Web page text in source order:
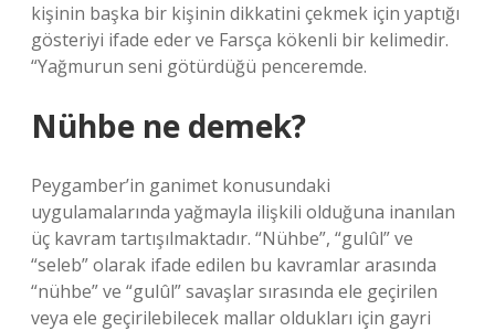
kişinin başka bir kişinin dikkatini çekmek için yaptığı
gösteriyi ifade eder ve Farsça kökenli bir kelimedir.
“Yağmurun seni götürdüğü penceremde.
Nühbe ne demek?
Peygamber’in ganimet konusundaki
uygulamalarında yağmayla ilişkili olduğuna inanılan
üç kavram tartışılmaktadır. “Nühbe”, “gulûl” ve
“seleb” olarak ifade edilen bu kavramlar arasında
“nühbe” ve “gulûl” savaşlar sırasında ele geçirilen
veya ele geçirilebilecek mallar oldukları için gayri